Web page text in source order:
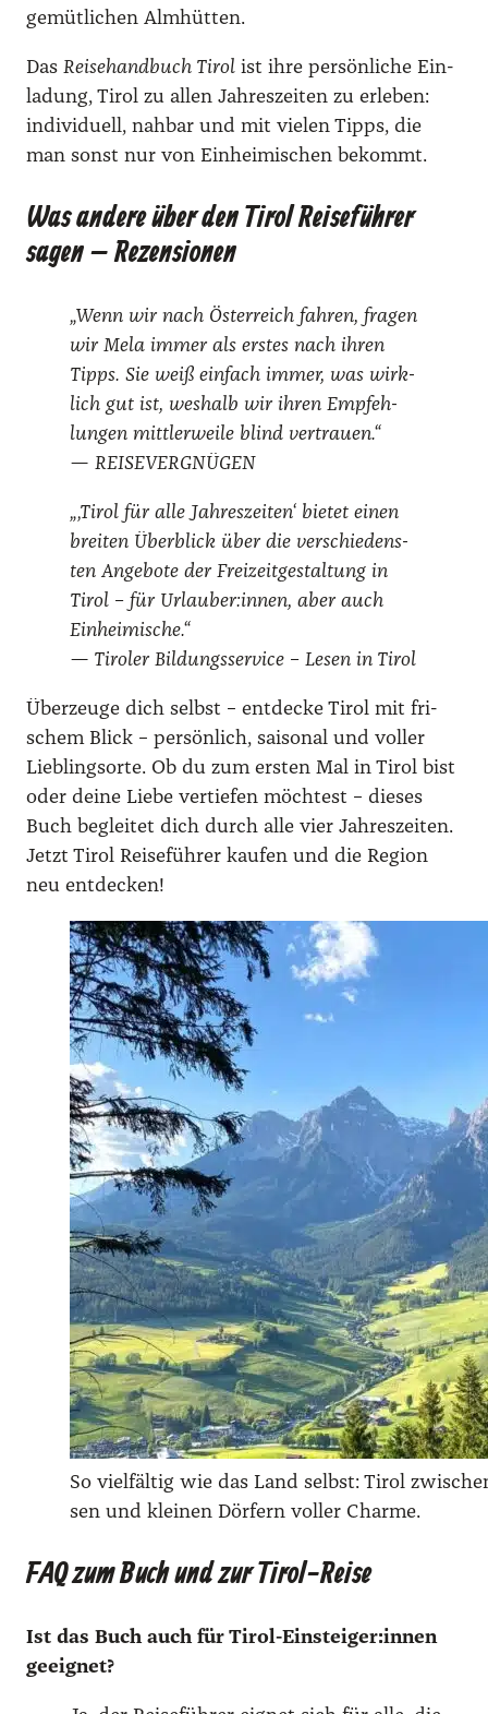
gemüt­li­chen Alm­hüt­ten.
Das Rei­se­hand­buch Tirol ist ihre per­sön­li­che Ein­
la­dung, Tirol zu allen Jah­res­zei­ten zu erle­ben:
indi­vi­du­ell, nah­bar und mit vie­len Tipps, die
man sonst nur von Ein­hei­mi­schen bekommt.
Was andere über den Tirol Reiseführer
sagen – Rezensionen
„Wenn wir nach Öster­reich fah­ren, fra­gen
wir Mela immer als ers­tes nach ihren
Tipps. Sie weiß ein­fach immer, was wirk­
lich gut ist, wes­halb wir ihren Emp­feh­
lun­gen mitt­ler­wei­le blind ver­trau­en.“
— REISEVERGNÜGEN
„‚Tirol für alle Jah­res­zei­ten‘ bie­tet einen
brei­ten Über­blick über die ver­schie­dens­
ten Ange­bo­te der Frei­zeit­ge­stal­tung in
Tirol – für Urlauber:innen, aber auch
Ein­hei­mi­sche.“
— Tiro­ler Bil­dungs­ser­vice – Lesen in Tirol
Über­zeu­ge dich selbst – ent­de­cke Tirol mit fri­
schem Blick – per­sön­lich, sai­so­nal und vol­ler
Lieb­lings­or­te. Ob du zum ers­ten Mal in Tirol bist
oder dei­ne Lie­be ver­tie­fen möch­test – die­ses
Buch beglei­tet dich durch alle vier Jah­res­zei­ten.
Jetzt Tirol Rei­se­füh­rer kau­fen und die Regi­on
neu ent­de­cken!
So viel­fäl­tig wie das Land selbst: Tirol
sen und klei­nen Dör­fern vol­ler Charme.
FAQ zum Buch und zur Tirol-Reise
Ist das Buch auch für Tirol-Einsteiger:innen
geeig­net?